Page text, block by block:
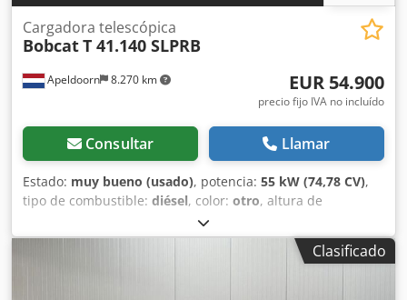
Apeldoorn 8.270 km
Cargadora telescópica
BobcatT 41.140 SLPRB
EUR 54.900
precio fijo IVA no incluído
Consultar Llamar
Estado: muy bueno (usado), potencia: 55 kW (74,78 CV),
tipo de combustible: diésel, color: otro, altura de
, tipo de mástil:
fabricación:2022, horas de funcionamiento:1.210 h,
Información general Año de fabricación: 2022 Información
Clasificado